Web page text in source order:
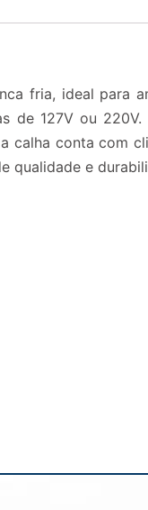
fria, ideal para
de 127V ou
calha conta com
qualidade e